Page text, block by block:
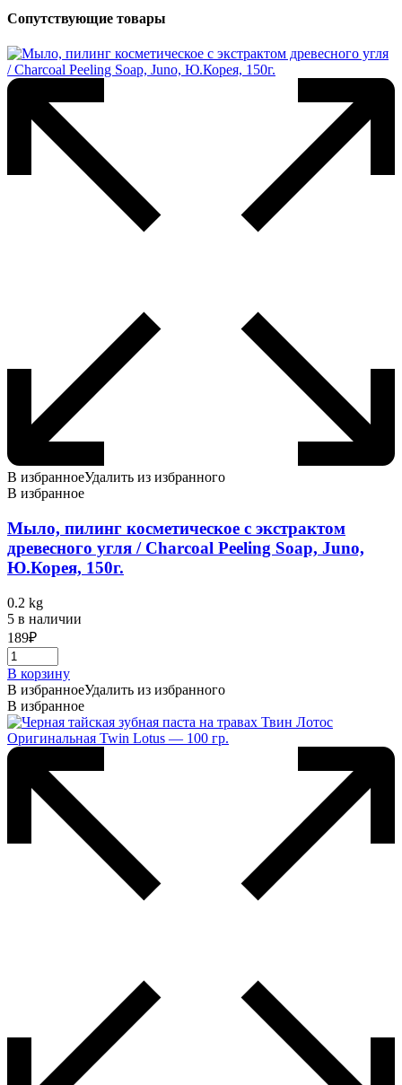
Сопутствующие товары
В избранноеУдалить из избранного
В избранное
Мыло, пилинг косметическое с экстрактом
древесного угля / Charcoal Peeling Soap, Juno,
Ю.Корея, 150г.
0.2 kg
5 в наличии
189₽
В корзину
В избранноеУдалить из избранного
В избранное